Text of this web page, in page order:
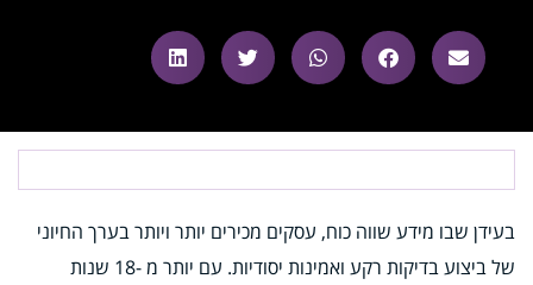
בעידן שבו מידע שווה כוח, עסקים מכירים יותר ויותר בערך החיוני
של ביצוע בדיקות רקע ואמינות יסודיות. עם יותר מ -18 שנות